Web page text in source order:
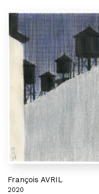
François AVRIL
2020